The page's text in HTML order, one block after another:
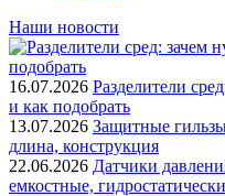
Наши новости
16.07.2026 Разделители
и как подобрать
13.07.2026 Защитные
длина, конструкция
22.06.2026 Датчики
емкостные,